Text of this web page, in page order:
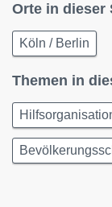
Orte in dieser
Köln / Berlin
Themen in